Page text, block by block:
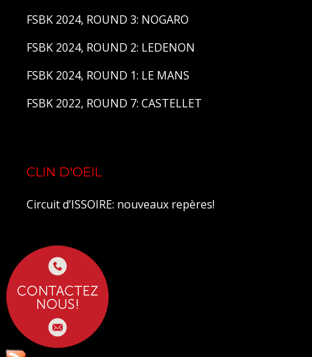
FSBK 2024, ROUND 3: NOGARO
FSBK 2024, ROUND 2: LEDENON
FSBK 2024, ROUND 1: LE MANS
FSBK 2022, ROUND 7: CASTELLET
CLIN D'OEIL
Circuit d’ISSOIRE: nouveaux repères!